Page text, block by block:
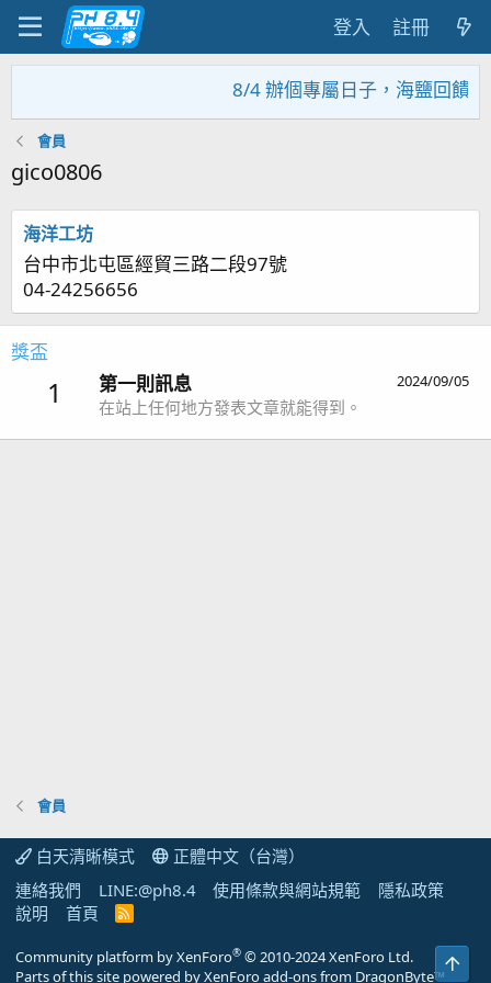
登入 註冊
8/4 辦個專屬日子，海鹽回饋
會員
gico0806
海洋工坊
台中市北屯區經貿三路二段97號
04-24256656
獎盃
1 2024/09/05
第一則訊息
在站上任何地方發表文章就能得到。
會員
白天清晰模式
正體中文（台灣）
連絡我們
LINE:@ph8.4 使用條款與網站規範
隱私政策
說明
首頁
R
Community platform by XenForo® © 2010-2024 XenForo Ltd.
Parts of this site powered byXenForo add-ons from DragonByte™
上方